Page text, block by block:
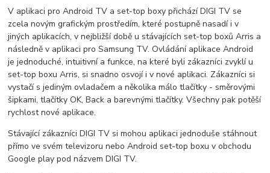
V aplikaci pro Android TV a set-top boxy přichází DIGI TV se
zcela novým grafickým prostředím, které postupně nasadí i v
jiných aplikacích, v nejbližší době u stávajících set-top boxů Arris a
následně v aplikaci pro Samsung TV. Ovládání aplikace Android
je jednoduché, intuitivní a funkce, na které byli zákazníci zvyklí u
set-top boxu Arris, si snadno osvojí i v nové aplikaci. Zákazníci si
vystačí s jediným ovladačem a několika málo tlačítky - směrovými
šipkami, tlačítky OK, Back a barevnými tlačítky. Všechny pak potěší
rychlost nové aplikace.
Stávající zákazníci DIGI TV si mohou aplikaci jednoduše stáhnout
přímo ve svém televizoru nebo Android set-top boxu v obchodu
Google play pod názvem DIGI TV.